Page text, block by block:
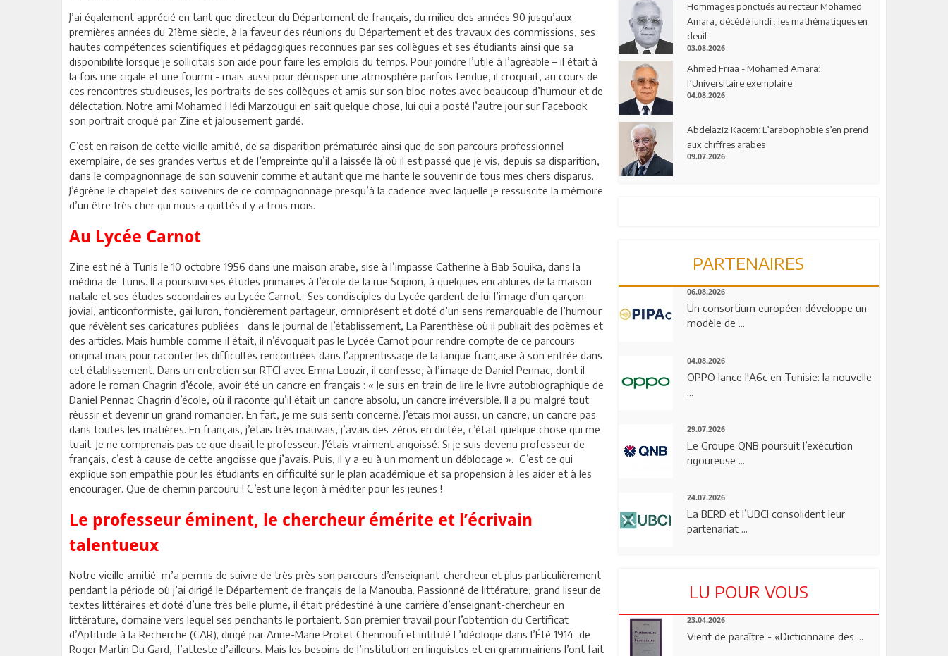
J’ai également apprécié en tant que directeur du Département de français, du milieu des années 90 jusqu’aux
premières années du 21ème siècle, à la faveur des réunions du Département et des travaux des commissions, ses
hautes compétences scientifiques et pédagogiques reconnues par ses collègues et ses étudiants ainsi que sa
disponibilité lorsque je sollicitais son aide pour faire les emplois du temps. Pour joindre l’utile à l’agréable – il était à
la fois une cigale et une fourmi - mais aussi pour décrisper une atmosphère parfois tendue, il croquait, au cours de
ces rencontres studieuses, les portraits de ses collègues et amis sur son bloc-notes avec beaucoup d’humour et de
délectation. Notre ami Mohamed Hédi Marzougui en sait quelque chose, lui qui a posté l’autre jour sur Facebook
son portrait croqué par Zine et jalousement gardé.
C’est en raison de cette vieille amitié, de sa disparition prématurée ainsi que de son parcours professionnel
exemplaire, de ses grandes vertus et de l’empreinte qu’il a laissée là où il est passé que je vis, depuis sa disparition,
dans le compagnonnage de son souvenir comme et autant que me hante le souvenir de tous mes chers disparus.
J’égrène le chapelet des souvenirs de ce compagnonnage presqu’à la cadence avec laquelle je ressuscite la mémoire
d’un être très cher qui nous a quittés il y a trois mois.
Au Lycée Carnot
Zine est né à Tunis le 10 octobre 1956 dans une maison arabe, sise à l’impasse Catherine à Bab Souika, dans la
médina de Tunis. Il a poursuivi ses études primaires à l’école de la rue Scipion, à quelques encablures de la maison
natale et ses études secondaires au Lycée Carnot. Ses condisciples du Lycée gardent de lui l’image d’un garçon
jovial, anticonformiste, gai luron, foncièrement partageur, omniprésent et doté d’un sens remarquable de l’humour
que révèlent ses caricatures publiées dans le journal de l’établissement, La Parenthèse où il publiait des poèmes et
des articles. Mais humble comme il était, il n’évoquait pas le Lycée Carnot pour rendre compte de ce parcours
original mais pour raconter les difficultés rencontrées dans l’apprentissage de la langue française à son entrée dans
cet établissement. Dans un entretien sur RTCI avec Emna Louzir, il confesse, à l’image de Daniel Pennac, dont il
adore le roman Chagrin d’école, avoir été un cancre en français : « Je suis en train de lire le livre autobiographique de
Daniel Pennac Chagrin d’école, où il raconte qu’il était un cancre absolu, un cancre irréversible. Il a pu malgré tout
réussir et devenir un grand romancier. En fait, je me suis senti concerné. J’étais moi aussi, un cancre, un cancre pas
dans toutes les matières. En français, j’étais très mauvais, j’avais des zéros en dictée, c’était quelque chose qui me
tuait. Je ne comprenais pas ce que disait le professeur. J’étais vraiment angoissé. Si je suis devenu professeur de
français, c’est à cause de cette angoisse que j’avais. Puis, il y a eu à un moment un déblocage ». C’est ce qui
explique son empathie pour les étudiants en difficulté sur le plan académique et sa propension à les aider et à les
encourager. Que de chemin parcouru ! C’est une leçon à méditer pour les jeunes !
Le professeur éminent, le chercheur émérite et l’écrivain
talentueux
Notre vieille amitié m’a permis de suivre de très près son parcours d’enseignant-chercheur et plus particulièrement
pendant la période où j’ai dirigé le Département de français de la Manouba. Passionné de littérature, grand liseur de
textes littéraires et doté d’une très belle plume, il était prédestiné à une carrière d’enseignant-chercheur en
littérature, domaine vers lequel ses penchants le portaient. Son premier travail pour l’obtention du Certificat
d’Aptitude à la Recherche (CAR), dirigé par Anne-Marie Protet Chennoufi et intitulé L’idéologie dans l’Été 1914 de
Roger Martin Du Gard, l’atteste d’ailleurs. Mais les besoins de l’institution en linguistes et en grammairiens l’ont fait
Hommages ponctués au recteur Mohamed
Amara, décédé lundi : les mathématiques en
deuil
03.08.2026
Ahmed Friaa - Mohamed Amara:
l’Universitaire exemplaire
04.08.2026
Abdelaziz Kacem: L’arabophobie s’en prend
aux chiffres arabes
09.07.2026
PARTENAIRES
06.08.2026
Un consortium européen développe un
modèle de ...
04.08.2026
OPPO lance l'A6c en Tunisie: la nouvelle
29.07.2026
Le Groupe QNB poursuit l’exécution
rigoureuse ...
24.07.2026
La BERD et l’UBCI consolident leur
partenariat ...
LU POUR VOUS
23.04.2026
Vient de paraître - «Dictionnaire des ...